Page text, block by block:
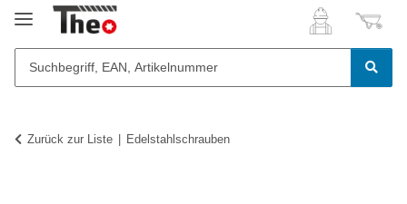
Zurück zur Liste Edelstahlschrauben